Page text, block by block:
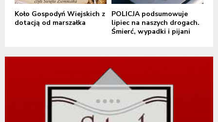
Koło Gospodyń Wiejskich z
dotacją od marszałka
POLICJA podsumowuje
lipiec na naszych drogach.
Śmierć, wypadki i pijani